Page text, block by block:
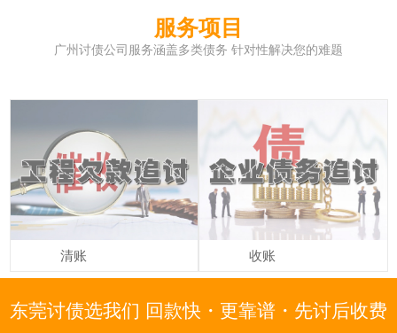
服务项目
广州讨债公司服务涵盖多类债务 针对性解决您的难题
清账 收账
东莞讨债选我们 回款快・更靠谱・先讨后收费